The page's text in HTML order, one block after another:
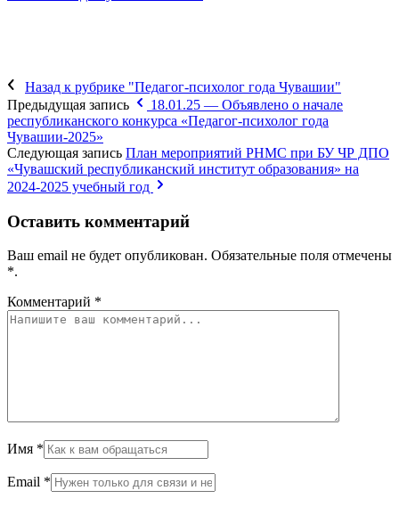
Назад к рубрике "Педагог-психолог года Чувашии"
Предыдущая запись
18.01.25 — Объявлено о начале
республиканского конкурса «Педагог-психолог года
Чувашии-2025»
Следующая запись План мероприятий РНМС при БУ ЧР ДПО
«Чувашский республиканский институт образования» на
2024-2025 учебный год
Оставить комментарий
Ваш email не будет опубликован. Обязательные поля отмечены
*.
Комментарий *
Имя *
Email *